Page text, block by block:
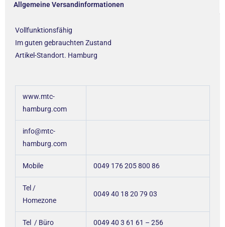
Allgemeine Versandinformationen
Vollfunktionsfähig
Im guten gebrauchten Zustand
Artikel-Standort. Hamburg
www.mtc-
hamburg.com
info@mtc-
hamburg.com
Mobile 0049 176 205 800 86
Tel /
Homezone
0049 40 18 20 79 03
Tel / Büro 0049 40 3 61 61 – 256